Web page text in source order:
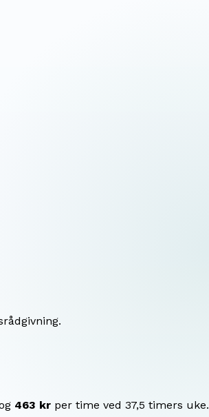
463 kr per time ved 37,5 timers uke.